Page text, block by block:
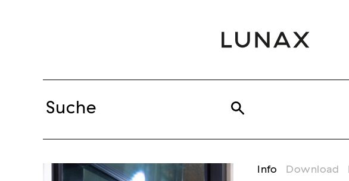
Info Download